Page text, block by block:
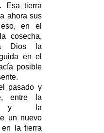
. Esa tierra
ahora sus
en el
cosecha,
Dios la
en el
posible
pasado y
entre la
y la
un nuevo
la tierra